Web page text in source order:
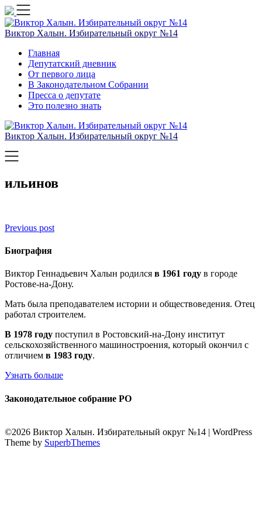
Skip
to
content
Виктор Халын. Избирательный округ №14
Главная
Депутатский дневник
От первого лица
В Законодательном Собрании
Пресса о депутате
Это полезно знать
Виктор Халын. Избирательный округ №14
ильинов
Навигация
по
Previous post
Биография
Виктор Геннадьевич Халын родился в 1961 году в городе
Ростове-на-Дону.
Мать была преподавателем истории и обществоведения. Отец
работал строителем.
В 1978 году поступил в Ростовский-на-Дону институт
сельскохозяйственного машиностроения, который окончил с
отличием в 1983 году.
Узнать больше
Законодательное собрание РО
©2026 Виктор Халын. Избирательный округ №14 | WordPress
Theme by SuperbThemes